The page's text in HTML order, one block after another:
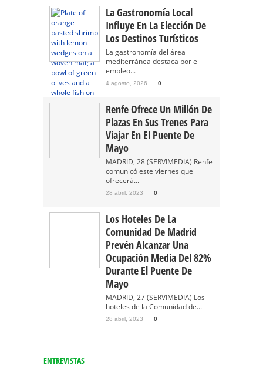
La Gastronomía Local
Influye En La Elección De
Los Destinos Turísticos
La gastronomía del área
mediterránea destaca por el
empleo...
4 agosto, 2026 0
Renfe Ofrece Un Millón De
Plazas En Sus Trenes Para
Viajar En El Puente De
Mayo
MADRID, 28 (SERVIMEDIA) Renfe
comunicó este viernes que
ofrecerá...
28 abril, 2023 0
Los Hoteles De La
Comunidad De Madrid
Prevén Alcanzar Una
Ocupación Media Del 82%
Durante El Puente De
Mayo
MADRID, 27 (SERVIMEDIA) Los
hoteles de la Comunidad de...
28 abril, 2023 0
ENTREVISTAS